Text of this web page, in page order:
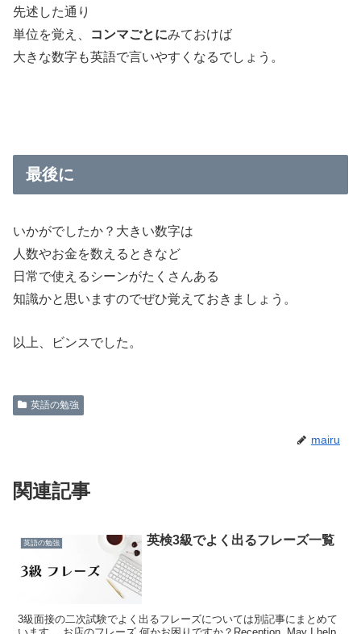
先述した通り
単位を覚え、
コンマごとにみておけば
大きな数字も英語で言いやすくなるでしょう。
最後に
いかがでしたか？大きい数字は
人数やお金を数えるときなど
日常で使えるシーンがたくさんある
知識かと思いますのでぜひ覚えておきましょう。
以上、ビンスでした。
英語の勉強
mairu
関連記事
英語の勉強 英検3級でよく出るフレーズ一覧
3級面接の二次試験でよく出るフレーズについては別記事にまとめて